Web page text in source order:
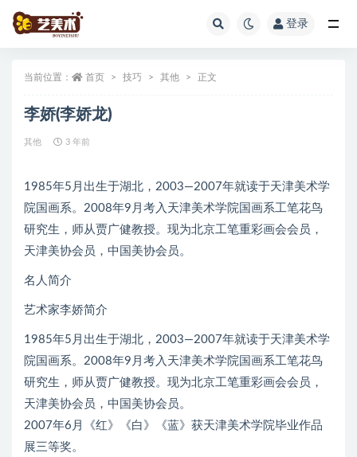
登录
当前位置： 首页 技巧 其他 正文
李娇(李娇龙)
其他 3 年前
1985年5月出生于湖北，2003—2007年就读于天津美术学
院国画系。2008年9月考入天津美术学院国画系工笔花鸟
研究生，师从贾广健教授。现为北京工笔重彩画会会员，
天津美协会员，中国美协会员。
名人简介
艺术家李娇简介
1985年5月出生于湖北，2003—2007年就读于天津美术学
院国画系。2008年9月考入天津美术学院国画系工笔花鸟
研究生，师从贾广健教授。现为北京工笔重彩画会会员，
天津美协会员，中国美协会员。
2007年6月《红》《白》《蓝》获天津美术学院毕业作品
展三等奖。